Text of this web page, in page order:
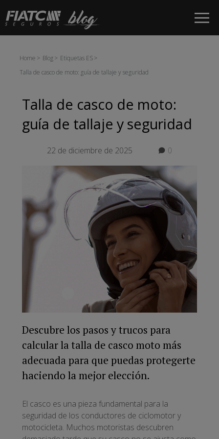
Saltar al contenido principal
Home Blog
Etiquetas ES
Talla de casco de moto: guía de tallaje y seguridad
Talla de casco de moto:
guía de tallaje y seguridad
22 de diciembre de 2025 0
Descubre los pasos y trucos para
calcular la talla de casco moto más
adecuada para que puedas protegerte
haciendo la mejor elección.
El casco es una pieza fundamental para la
seguridad de los conductores de ciclomotor y
motocicleta. Muchos motoristas descubren